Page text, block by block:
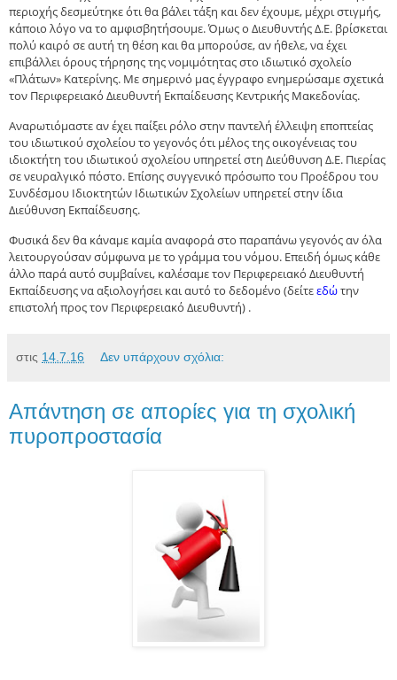
περιοχής δεσμεύτηκε ότι θα βάλει τάξη και δεν έχουμε, μέχρι στιγμής,
κάποιο λόγο να το αμφισβητήσουμε. Όμως ο Διευθυντής Δ.Ε. βρίσκεται
πολύ καιρό σε αυτή τη θέση και θα μπορούσε, αν ήθελε, να έχει
επιβάλλει όρους τήρησης της νομιμότητας στο ιδιωτικό σχολείο
«Πλάτων» Κατερίνης. Με σημερινό μας έγγραφο ενημερώσαμε σχετικά
τον Περιφερειακό Διευθυντή Εκπαίδευσης Κεντρικής Μακεδονίας.
Αναρωτιόμαστε αν έχει παίξει ρόλο στην παντελή έλλειψη εποπτείας
του ιδιωτικού σχολείου το γεγονός ότι μέλος της οικογένειας του
ιδιοκτήτη του ιδιωτικού σχολείου υπηρετεί στη Διεύθυνση Δ.Ε. Πιερίας
σε νευραλγικό πόστο. Επίσης συγγενικό πρόσωπο του Προέδρου του
Συνδέσμου Ιδιοκτητών Ιδιωτικών Σχολείων υπηρετεί στην ίδια
Διεύθυνση Εκπαίδευσης.
Φυσικά δεν θα κάναμε καμία αναφορά στο παραπάνω γεγονός αν όλα
λειτουργούσαν σύμφωνα με το γράμμα του νόμου. Επειδή όμως κάθε
άλλο παρά αυτό συμβαίνει, καλέσαμε τον Περιφερειακό Διευθυντή
Εκπαίδευσης να αξιολογήσει και αυτό το δεδομένο (δείτεεδώτην
επιστολή προς τον Περιφερειακό Διευθυντή) .
στις 14.7.16 Δεν υπάρχουν σχόλια:
Απάντηση σε απορίες για τη σχολική
πυροπροστασία